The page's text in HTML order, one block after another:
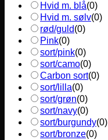
Hvid m. blå(0)
Hvid m. sølv(0)
rød/guld(0)
Pink(0)
sort/pink(0)
sort/camo(0)
Carbon sort(0)
sort/lilla(0)
sort/grøn(0)
sort/navy(0)
sort/burgundy(0)
sort/bronze(0)